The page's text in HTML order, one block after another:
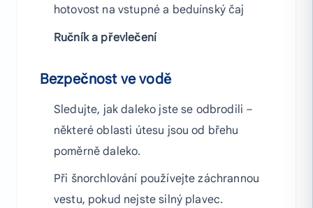
hotovost na vstupné a beduínský čaj
Ručník a převlečení
Bezpečnost ve vodě
Sledujte, jak daleko jste se odbrodili –
některé oblasti útesu jsou od břehu
poměrně daleko.
Při šnorchlování používejte záchrannou
vestu, pokud nejste silný plavec.